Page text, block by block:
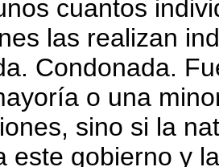
cuantos
las realizan
Condonada.
o una
sino si la
este gobierno y